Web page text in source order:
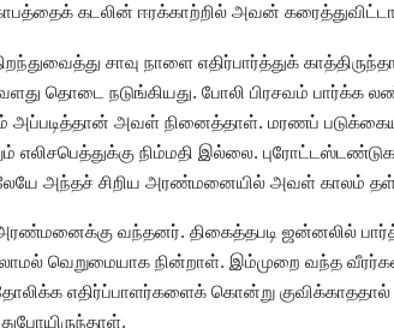
கடலின் ஈரக்காற்றில் அவன்
சாவு நாளை எதிர்பார்த்துக்
தொடை நடுங்கியது. போலி பிரசவம் பார்க்க
அவள் நினைத்தாள். மரணப்
நிம்மதி இல்லை.
அந்தச் சிறிய அரண்மனையில் அவள் காலம்
வந்தனர். திகைத்தபடி ஜன்னலில்
வெறுமையாக நின்றாள். இம்முறை வந்த
எதிர்ப்பாளர்களைக் கொன்று